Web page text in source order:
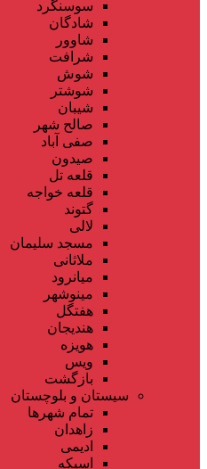
سوسنگرد
شادگان
شاوور
شرافت
شوش
شوشتر
شیبان
صالح شهر
صفی آباد
صیدون
قلعه تل
قلعه خواجه
گتوند
لالی
مسجد سلیمان
ملاثانی
میانرود
مینوشهر
هفتگل
هندیجان
هویزه
ویس
بازگشت
سیستان و بلوچستان
تمام شهر‌ها
زاهدان
ادیمی
اسپکه